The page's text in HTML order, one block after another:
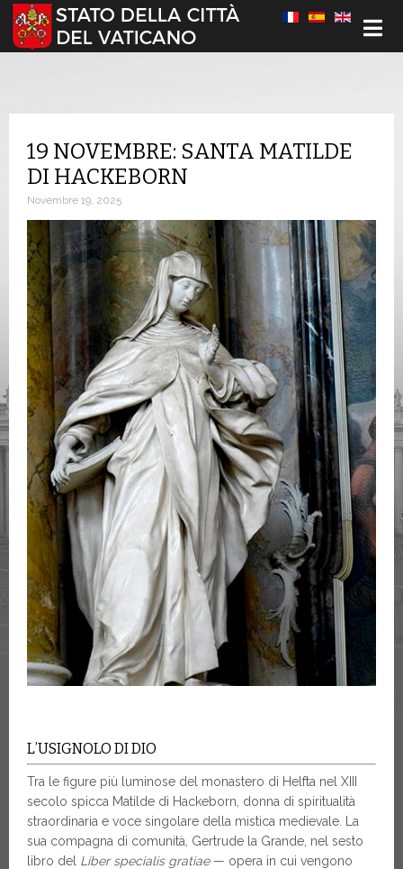
Seleziona la tua lingua
19 NOVEMBRE: SANTA MATILDE
DI HACKEBORN
Novembre 19, 2025
L’USIGNOLO DI DIO
Tra le figure più luminose del monastero di Helfta nel XIII
secolo spicca Matilde di Hackeborn, donna di spiritualità
straordinaria e voce singolare della mistica medievale. La
sua compagna di comunità, Gertrude la Grande, nel sesto
libro del Liber specialis gratiae— opera in cui vengono